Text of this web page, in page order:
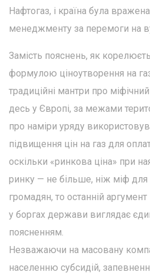
Нафтогаз, і країна була
менеджменту за перемоги на
Замість пояснень, як
формулою ціноутворення на
традиційні мантри про
десь у Європі, за межами
про наміри уряду
підвищення цін на газ для
оскільки «ринкова ціна» при
ринку — не більше, ніж міф для
громадян, то останній
у боргах держави виглядає
поясненням.
Незважаючи на масовану
населенню субсидій,